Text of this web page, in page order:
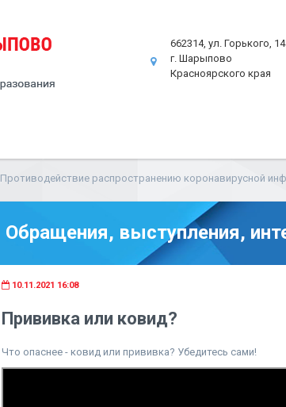
662314, ул. Горького,
г. Шарыпово
Красноярского края
Противодействие распространению коронавирусной
Обращения, выступления,
10.11.2021 16:08
Прививка или ковид?
Что опаснее - ковид или прививка? Убедитесь сами!